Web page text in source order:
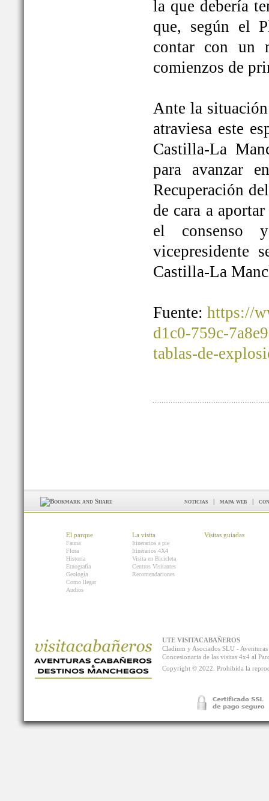
la que debería
que, según el
contar con un
comienzos de
Ante la
atraviesa este
Castilla-La
para avanzar
Recuperación
de cara a
el consenso
vicepresidente
Castilla-La
Fuente: https://
d1c0-759c-
tablas-de-
noticias | mapa web |
El parque
Fauna
Flora
Historia
Etnografía
Geología
Como llegar
Audios
La visita
Itinerarios a pie
Itinerarios 4X4
Visita en Bicicleta
Centros Visitantes
Recomendaciones
Visitas guiadas
UTE VISITACABAÑEROS
Cladium y Asociados SLU -
Concesionaria de las visitas 4x4 al
Copyright © 2022. Prohibida la